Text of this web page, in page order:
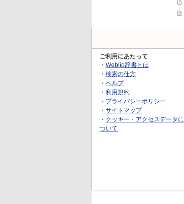
ご利用にあたって
・ Weblio辞書とは
・ 検索の仕方
・ ヘルプ
・ 利用規約
・ プライバシーポリシー
・ サイトマップ
・ クッキー・アクセスデータに
ついて